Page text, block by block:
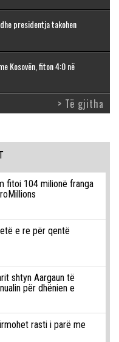
presidentja takohen
Kosovën, fiton 4:0 në
> Të gjitha
fitoi 104 milionë franga
e re për qentë
shtyn Aargaun të
për dhënien e
rasti i parë me